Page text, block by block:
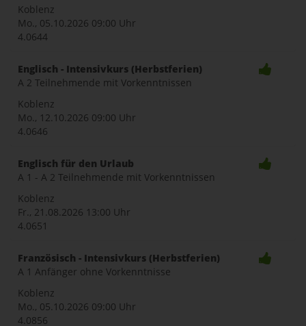
Koblenz
Mo., 05.10.2026 09:00 Uhr
4.0644
Englisch - Intensivkurs (Herbstferien)
A 2 Teilnehmende mit Vorkenntnissen
Koblenz
Mo., 12.10.2026 09:00 Uhr
4.0646
Englisch für den Urlaub
A 1 - A 2 Teilnehmende mit Vorkenntnissen
Koblenz
Fr., 21.08.2026 13:00 Uhr
4.0651
Französisch - Intensivkurs (Herbstferien)
A 1 Anfänger ohne Vorkenntnisse
Koblenz
Mo., 05.10.2026 09:00 Uhr
4.0856